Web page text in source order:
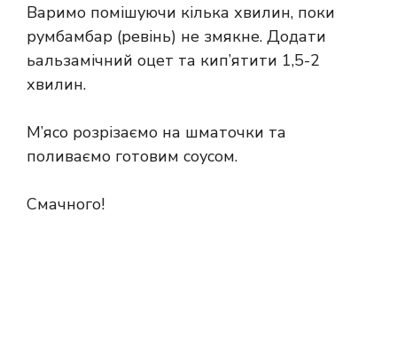
Варимо помішуючи кілька хвилин, поки
румбамбар (ревінь) не змякне. Додати
ьальзамічний оцет та кип’ятити 1,5-2
хвилин.
М’ясо розрізаємо на шматочки та
поливаємо готовим соусом.
Смачного!